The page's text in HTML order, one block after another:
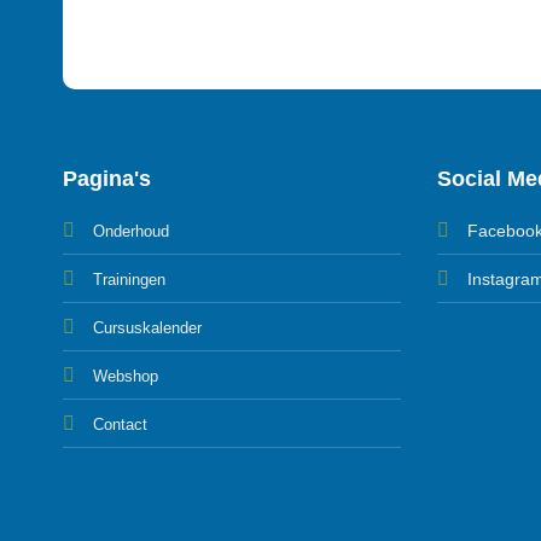
Pagina's
Onderhoud
Trainingen
Cursuskalender
Webshop
Contact
Social